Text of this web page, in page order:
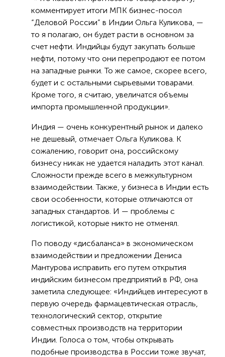
комментирует итоги МПК бизнес-посол
“Деловой России” в Индии Ольга Куликова, —
то я полагаю, он будет расти в основном за
счет нефти. Индийцы будут закупать больше
нефти, потому что они перепродают ее потом
на западные рынки. То же самое, скорее всего,
будет и с остальными сырьевыми товарами.
Кроме того, я считаю, увеличатся объемы
импорта промышленной продукции».
Индия — очень конкурентный рынок и далеко
не дешевый, отмечает Ольга Куликова. К
сожалению, говорит она, российскому
бизнесу никак не удается наладить этот канал.
Сложности прежде всего в межкультурном
взаимодействии. Также, у бизнеса в Индии есть
свои особенности, которые отличаются от
западных стандартов. И — проблемы с
логистикой, которые никто не отменял.
По поводу «дисбаланса» в экономическом
взаимодействии и предложении Дениса
Мантурова исправить его путем открытия
индийским бизнесом предприятий в РФ, она
заметила следующее: «Индийцев интересуют в
первую очередь фармацевтическая отрасль,
технологический сектор, открытие
совместных производств на территории
Индии. Голоса о том, чтобы открывать
подобные производства в России тоже звучат,